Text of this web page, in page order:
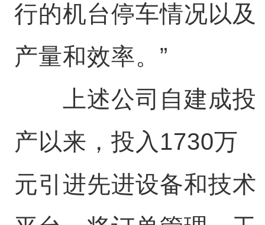
行的机台停车情况以及
产量和效率。”
上述公司自建成投
产以来，投入1730万
元引进先进设备和技术